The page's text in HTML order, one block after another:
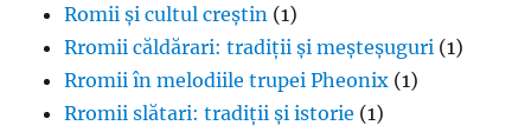
Romii și cultul creștin (1)
Rromii căldărari: tradiții și meșteșuguri (1)
Rromii în melodiile trupei Pheonix (1)
Rromii slătari: tradiții și istorie (1)